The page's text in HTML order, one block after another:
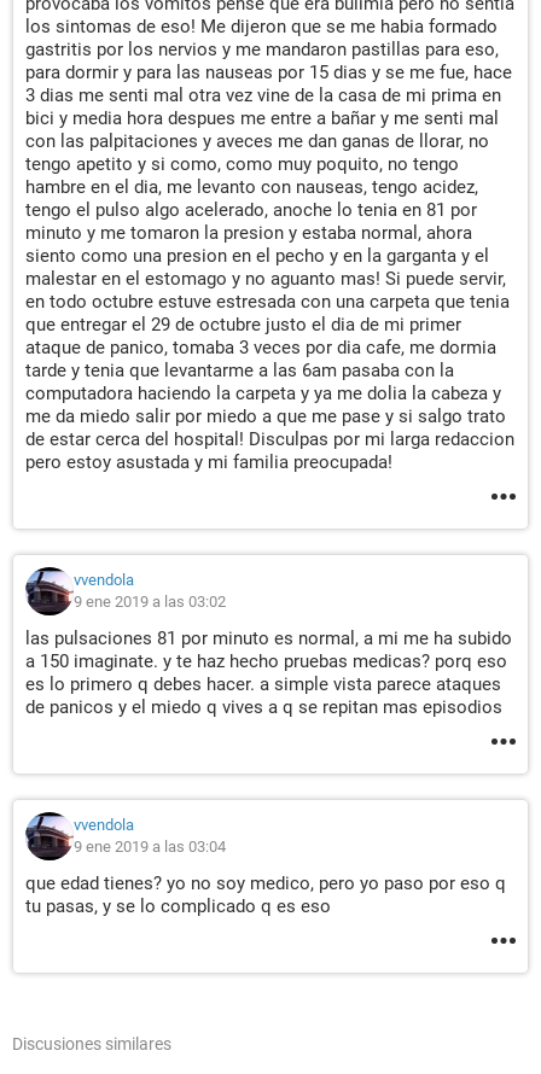
los sintomas de eso! Me dijeron que se me habia formado
gastritis por los nervios y me mandaron pastillas para eso,
para dormir y para las nauseas por 15 dias y se me fue, hace
3 dias me senti mal otra vez vine de la casa de mi prima en
bici y media hora despues me entre a bañar y me senti mal
con las palpitaciones y aveces me dan ganas de llorar, no
tengo apetito y si como, como muy poquito, no tengo
hambre en el dia, me levanto con nauseas, tengo acidez,
tengo el pulso algo acelerado, anoche lo tenia en 81 por
minuto y me tomaron la presion y estaba normal, ahora
siento como una presion en el pecho y en la garganta y el
malestar en el estomago y no aguanto mas! Si puede servir,
en todo octubre estuve estresada con una carpeta que tenia
que entregar el 29 de octubre justo el dia de mi primer
ataque de panico, tomaba 3 veces por dia cafe, me dormia
tarde y tenia que levantarme a las 6am pasaba con la
computadora haciendo la carpeta y ya me dolia la cabeza y
me da miedo salir por miedo a que me pase y si salgo trato
de estar cerca del hospital! Disculpas por mi larga redaccion
pero estoy asustada y mi familia preocupada!
vvendola
9 ene 2019 a las 03:02
las pulsaciones 81 por minuto es normal, a mi me ha subido
a 150 imaginate. y te haz hecho pruebas medicas? porq eso
es lo primero q debes hacer. a simple vista parece ataques
de panicos y el miedo q vives a q se repitan mas episodios
vvendola
9 ene 2019 a las 03:04
que edad tienes? yo no soy medico, pero yo paso por eso q
tu pasas, y se lo complicado q es eso
Discusiones similares